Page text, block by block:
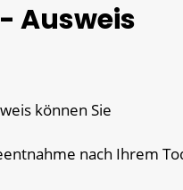
Ausweis
können Sie
nach Ihrem